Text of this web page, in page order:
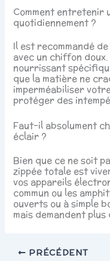
Comment entretenir
quotidiennement ?
Il est recommandé
avec un chiffon
nourrissant
que la matière ne
imperméabiliser
protéger des
Faut-il absolument
éclair ?
Bien que ce ne soit
zippée totale est
vos appareils
commun ou les
ouverts ou à simple
mais demandent plus
PRÉCÉDENT